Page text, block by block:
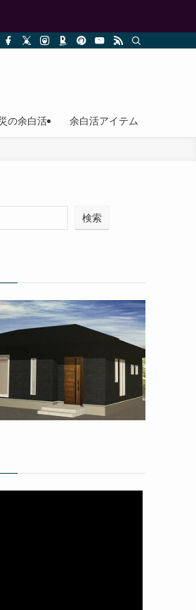
の余白活 余白活アイテム
検索